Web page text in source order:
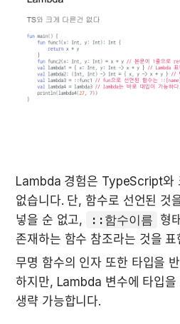
Lambda 경험은 TypeScript와
없습니다. 단, 함수로 선언된 것
넣을 순 없고,
::함수이름 형
존재하는 함수 참조라는 것을
무명 함수의 인자 또한 타입을
하지만, Lambda 변수에 타입을
생략 가능합니다.